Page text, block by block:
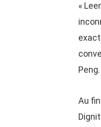
«
Peng.
Au